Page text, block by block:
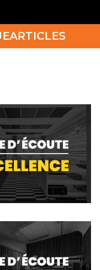
ARTICLES